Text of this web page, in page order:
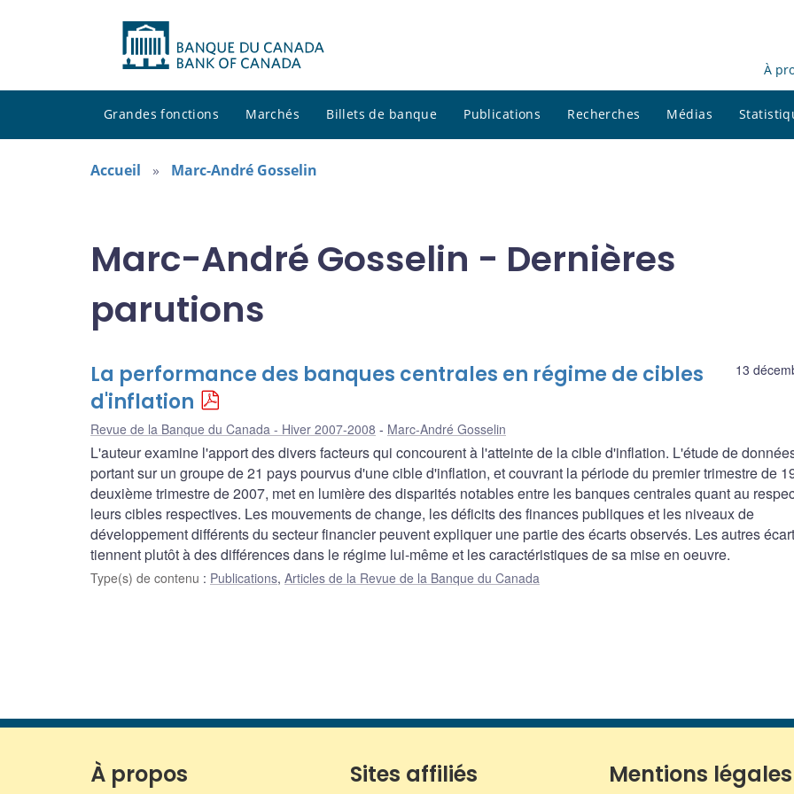
À
Grandes fonctions Marchés Billets de banque Publications Recherches Médias
Accueil Marc-André Gosselin
Marc-André Gosselin - Dernières
parutions
13
La performance des banques centrales en régime de cibles
d'inflation
Revue de la Banque du Canada - Hiver 2007-2008 Marc-André Gosselin
L'auteur examine l'apport des divers facteurs qui concourent à l'atteinte de la cible d'inflation. L'étude de
portant sur un groupe de 21 pays pourvus d'une cible d'inflation, et couvrant la période du premier trimestre de
deuxième trimestre de 2007, met en lumière des disparités notables entre les banques centrales quant au
leurs cibles respectives. Les mouvements de change, les déficits des finances publiques et les niveaux de
développement différents du secteur financier peuvent expliquer une partie des écarts observés. Les autres
tiennent plutôt à des différences dans le régime lui-même et les caractéristiques de sa mise en oeuvre.
Type(s) de contenu : Publications, Articles de la Revue de la Banque du Canada
À propos Sites affiliés Mentions légales